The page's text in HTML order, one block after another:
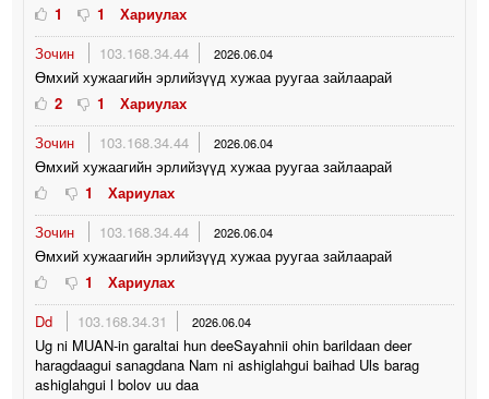
1
1
Хариулах
Зочин
103.168.34.44 2026.06.04
Өмхий хужаагийн эрлийзүүд хужаа руугаа зайлаарай
2
1
Хариулах
Зочин
103.168.34.44 2026.06.04
Өмхий хужаагийн эрлийзүүд хужаа руугаа зайлаарай
1
Хариулах
Зочин
103.168.34.44 2026.06.04
Өмхий хужаагийн эрлийзүүд хужаа руугаа зайлаарай
1
Хариулах
Dd
103.168.34.31 2026.06.04
Ug ni MUAN-in garaltai hun deeSayahnii ohin barildaan deer
haragdaagui sanagdana Nam ni ashiglahgui baihad Uls barag
ashiglahgui l bolov uu daa